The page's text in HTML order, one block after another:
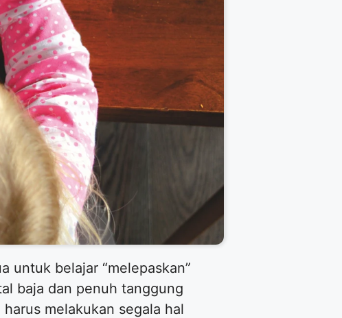
untuk belajar “melepaskan”
baja dan penuh tanggung
melakukan segala hal